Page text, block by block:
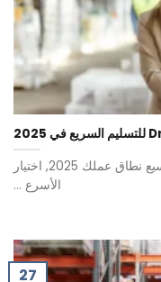
إذا كنت رائد أعمال قطرة تتطلع إلى توسيع نطاق عملك 2025, اختيار
الأسرع ...
27